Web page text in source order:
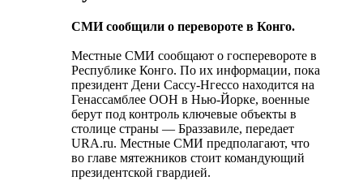
СМИ сообщили о перевороте в Конго.
Местные СМИ сообщают о госперевороте в
Республике Конго. По их информации, пока
президент Дени Сассу-Нгессо находится на
Генассамблее ООН в Нью-Йорке, военные
берут под контроль ключевые объекты в
столице страны — Браззавиле, передает
URA.ru. Местные СМИ предполагают, что
во главе мятежников стоит командующий
президентской гвардией.